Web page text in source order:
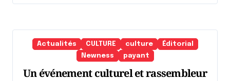
Actualités CULTURE culture
Éditorial
Newness
payant
Un événement culturel et rassembleur